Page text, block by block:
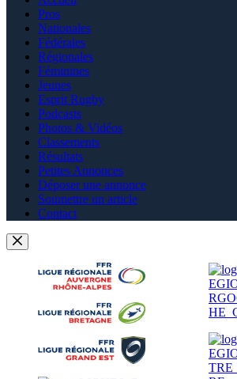
Pros
Nationales
Fédérales
Régionales
Féminines
Jeunes
Esprit Rugby
Podcasts
Photos & Vidéos
Classements
Résultats
Petites Annonces
Déposer une annonce
Soumettre un article
Contact